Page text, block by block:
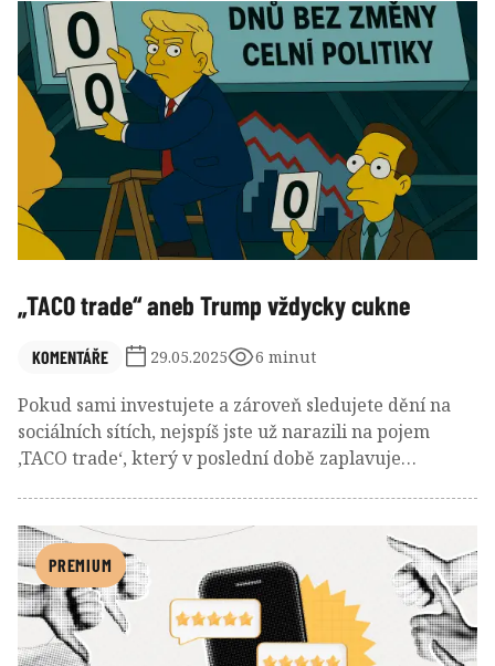
jak se připravit jako investor?
„TACO trade“ aneb Trump vždycky cukne
KOMENTÁŘE 29.05.2025 6 minut
Pokud sami investujete a zároveň sledujete dění na
sociálních sítích, nejspíš jste už narazili na pojem
‚TACO trade‘, který v poslední době zaplavuje
mnozí berou spíš jako vtip, stojí na reálných
základech a má i skutečné dopady.
PREMIUM